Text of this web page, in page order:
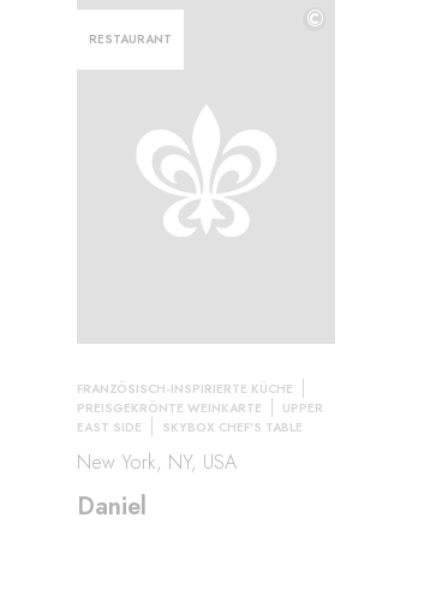
RESTAURANT
©
FRANZÖSISCH-INSPIRIERTE KÜCHE
PREISGEKRÖNTE WEINKARTE
UPPER
EAST SIDE
SKYBOX CHEF'S TABLE
New York, NY, USA
Daniel